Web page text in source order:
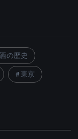
の歴史
東京